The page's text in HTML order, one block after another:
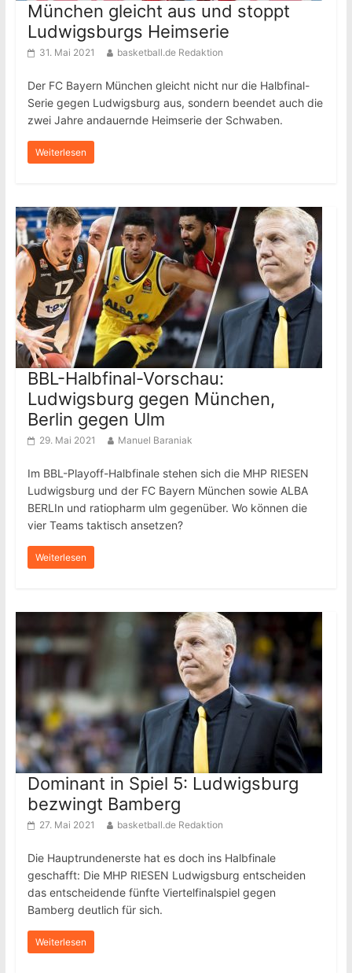
München gleicht aus und stoppt
Ludwigsburgs Heimserie
31. Mai 2021 basketball.de Redaktion
Der FC Bayern München gleicht nicht nur die Halbfinal-
Serie gegen Ludwigsburg aus, sondern beendet auch die
zwei Jahre andauernde Heimserie der Schwaben.
Weiterlesen
BBL-Halbfinal-Vorschau:
Ludwigsburg gegen München,
Berlin gegen Ulm
29. Mai 2021 Manuel Baraniak
Im BBL-Playoff-Halbfinale stehen sich die MHP RIESEN
Ludwigsburg und der FC Bayern München sowie ALBA
BERLIn und ratiopharm ulm gegenüber. Wo können die
vier Teams taktisch ansetzen?
Weiterlesen
Dominant in Spiel 5: Ludwigsburg
bezwingt Bamberg
27. Mai 2021 basketball.de Redaktion
Die Hauptrundenerste hat es doch ins Halbfinale
geschafft: Die MHP RIESEN Ludwigsburg entscheiden
das entscheidende fünfte Viertelfinalspiel gegen
Bamberg deutlich für sich.
Weiterlesen